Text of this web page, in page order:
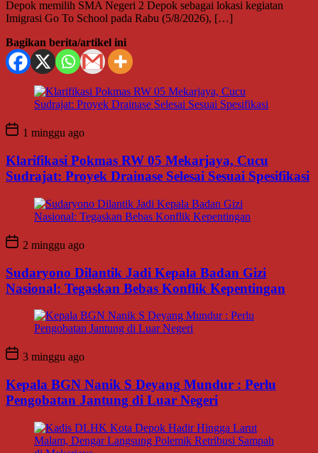
Depok memilih SMA Negeri 2 Depok sebagai lokasi kegiatan
Imigrasi Go To School pada Rabu (5/8/2026), […]
Bagikan berita/artikel ini
1 minggu ago
Klarifikasi Pokmas RW 05 Mekarjaya, Cucu
Sudrajat: Proyek Drainase Selesai Sesuai Spesifikasi
2 minggu ago
Sudaryono Dilantik Jadi Kepala Badan Gizi
Nasional: Tegaskan Bebas Konflik Kepentingan
3 minggu ago
Kepala BGN Nanik S Deyang Mundur : Perlu
Pengobatan Jantung di Luar Negeri